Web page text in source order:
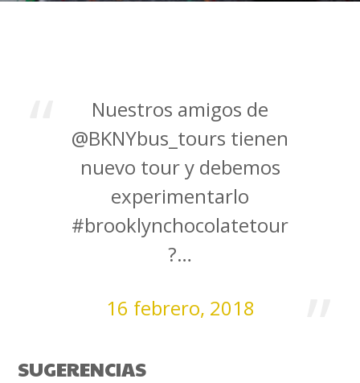
Nuestros amigos de
@BKNYbus_tours tienen
nuevo tour y debemos
experimentarlo
#brooklynchocolatetour
?…
16 febrero, 2018
SUGERENCIAS